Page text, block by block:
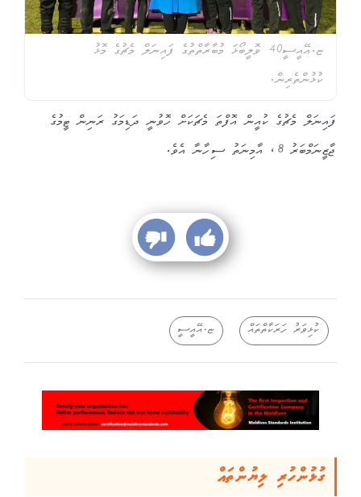
ޏ.އޭއީސީ40 ވޮލީބޯޅަ މުބާރާތްތުގެ ފައިނަލް މެޗުގެ މޮޅު
ކުޅުންތެރިން.
ފައިނަލް މެޗުގެ ކުއީން އޮފްތަ މެޗަކަށް ހޮވުނީ ދަޑިމަގު ރަނިން ޓީމުގެ
ޖާޒީނަމްބަރު 8، އާމިނަތު ސިހާނާ އެވެ.
ކުޅިވަރު ހަރަކާތްތައް ޏ.އޭއީސީ
ގުޅުންހުރި ލިޔުންތައް